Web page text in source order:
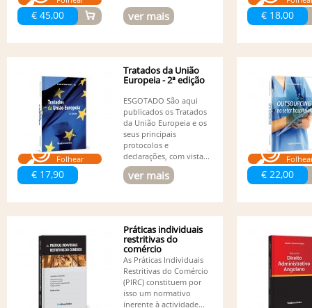
€ 45,00 ver mais € 18,00
Folhear
€ 17,90
Tratados da União
Europeia - 2ª edição
ESGOTADO São aqui
publicados os Tratados
da União Europeia e os
seus principais
protocolos e
declarações, com vista...
ver mais € 22,00
Práticas individuais
restritivas do
comércio
As Práticas Individuais
Restritivas do Comércio
(PIRC) constituem por
isso um normativo
inerente à actividade...